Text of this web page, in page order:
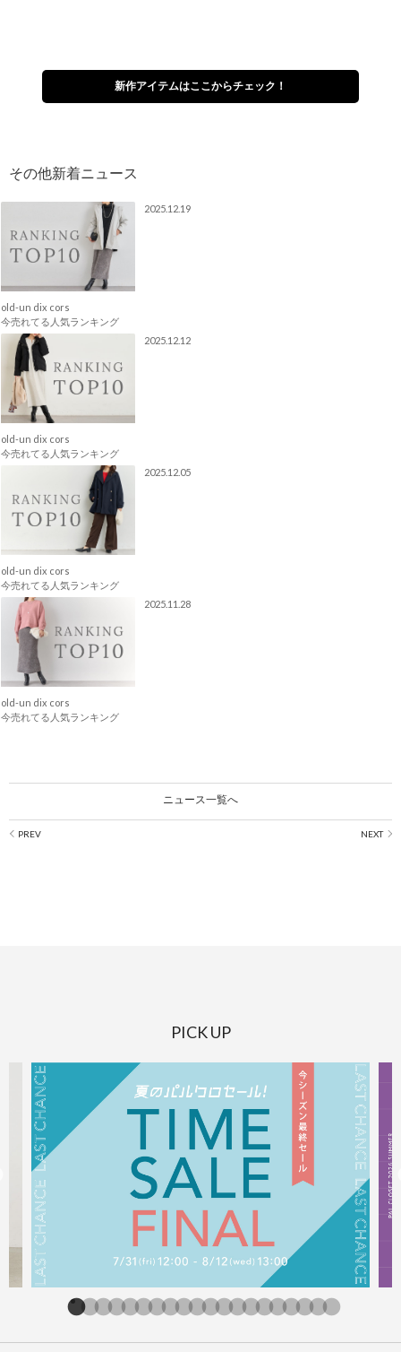
新作アイテムはここからチェック！
2025.12.19
old-un dix cors
今売れてる人気ランキング
2025.12.12
old-un dix cors
今売れてる人気ランキング
2025.12.05
old-un dix cors
今売れてる人気ランキング
2025.11.28
old-un dix cors
今売れてる人気ランキング
ニュース一覧へ
PICK UP